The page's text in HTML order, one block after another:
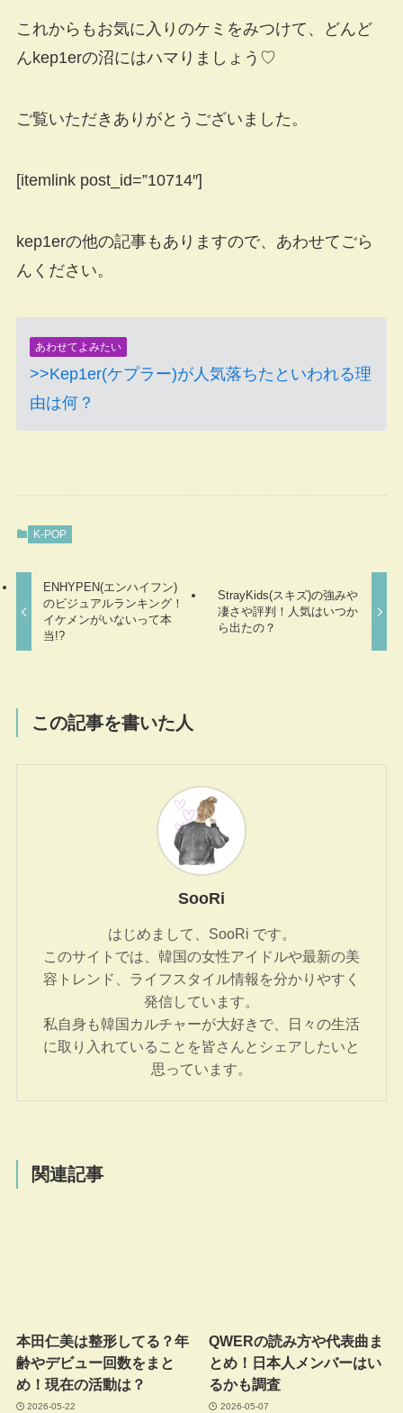
これからもお気に入りのケミをみつけて、どんど
んkep1erの沼にはハマりましょう♡
ご覧いただきありがとうございました。
[itemlink post_id=”10714″]
kep1erの他の記事もありますので、あわせてごら
んください。
あわせてよみたい
>>Kep1er(ケプラー)が人気落ちたといわれる理
由は何？
K-POP
ENHYPEN(エンハイフン)
のビジュアルランキング！
イケメンがいないって本
当!?
StrayKids(スキズ)の強みや
凄さや評判！人気はいつか
ら出たの？
この記事を書いた人
SooRi
はじめまして、SooRi です。
このサイトでは、韓国の女性アイドルや最新の美
容トレンド、ライフスタイル情報を分かりやすく
発信しています。
私自身も韓国カルチャーが大好きで、日々の生活
に取り入れていることを皆さんとシェアしたいと
思っています。
関連記事
本田仁美は整形してる？年
齢やデビュー回数をまと
め！現在の活動は？
2026-05-22
QWERの読み方や代表曲ま
とめ！日本人メンバーはい
るかも調査
2026-05-07